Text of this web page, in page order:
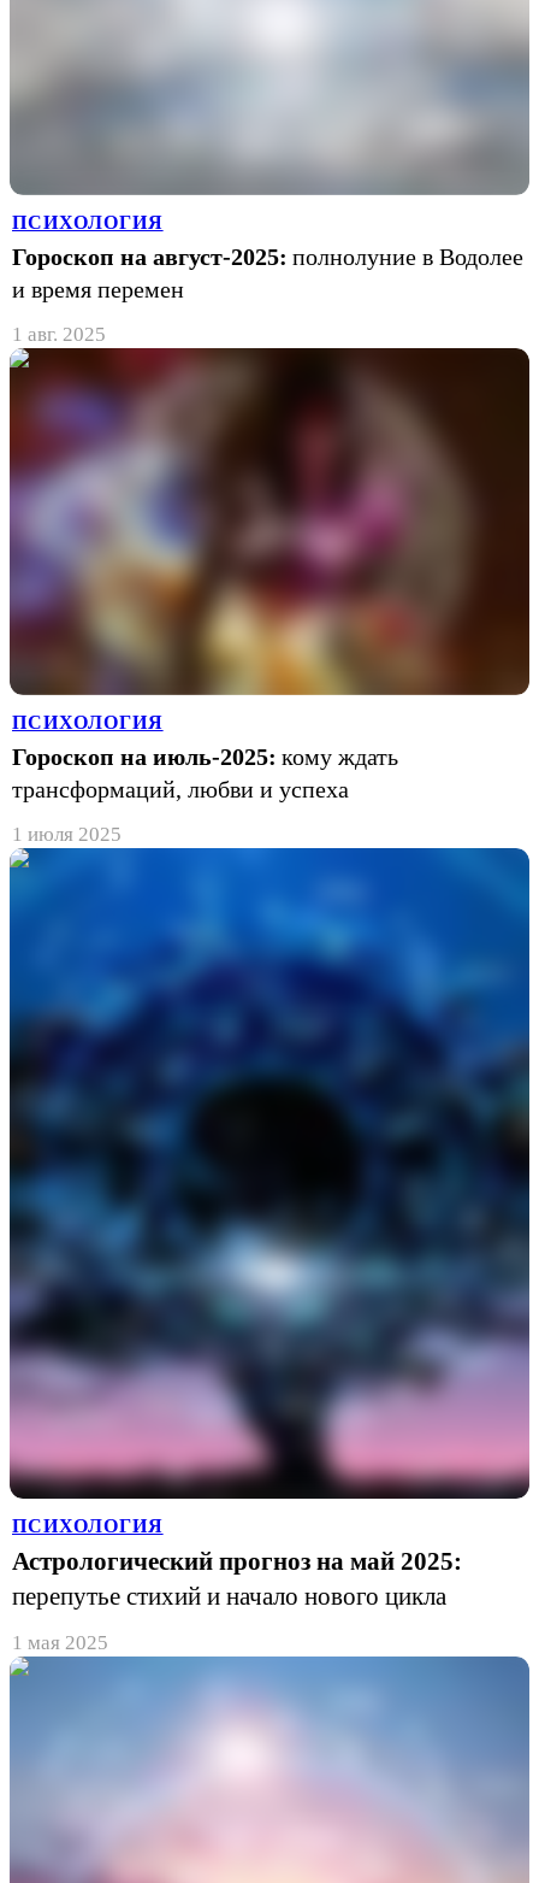
ПСИХОЛОГИЯ
Гороскоп на август-2025: полнолуние в Водолее
и время перемен
1 авг. 2025
ПСИХОЛОГИЯ
Гороскоп на июль-2025: кому ждать
трансформаций, любви и успеха
1 июля 2025
ПСИХОЛОГИЯ
Астрологический прогноз на май 2025:
перепутье стихий и начало нового цикла
1 мая 2025